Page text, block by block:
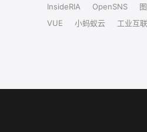
InsideRIA
OpenSNS
VUE
小蚂蚁云 工业互